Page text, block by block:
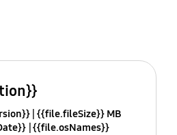
{{file.fileSize}} MB
{{file.osNames}}